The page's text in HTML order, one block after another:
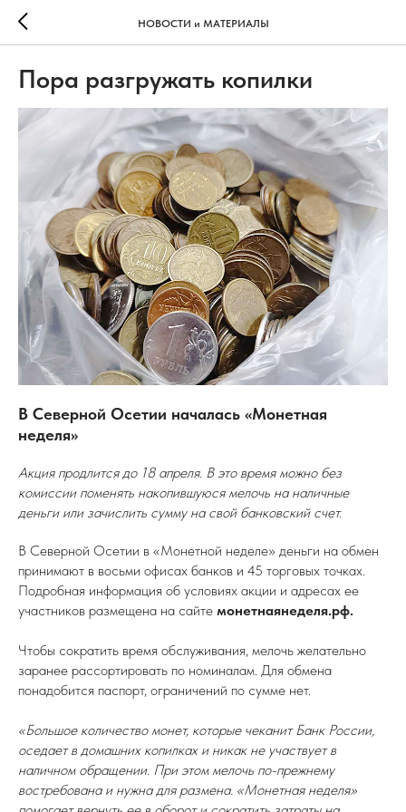
НОВОСТИ и МАТЕРИАЛЫ
Пора разгружать копилки
В Северной Осетии началась «Монетная
неделя»
Акция продлится до 18 апреля. В это время можно без
комиссии поменять накопившуюся мелочь на наличные
деньги или зачислить сумму на свой банковский счет.
В Северной Осетии в «Монетной неделе» деньги на обмен
принимают в восьми офисах банков и 45 торговых точках.
Подробная информация об условиях акции и адресах ее
участников размещена на сайте монетнаянеделя.рф.
Чтобы сократить время обслуживания, мелочь желательно
заранее рассортировать по номиналам. Для обмена
понадобится паспорт, ограничений по сумме нет.
«Большое количество монет, которые чеканит Банк России,
оседает в домашних копилках и никак не участвует в
наличном обращении. При этом мелочь по-прежнему
востребована и нужна для размена. «Монетная неделя»